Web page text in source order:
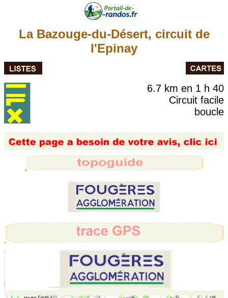
La Bazouge-du-Désert, circuit de
l'Epinay
6.7 km en 1 h 40
Circuit facile
boucle